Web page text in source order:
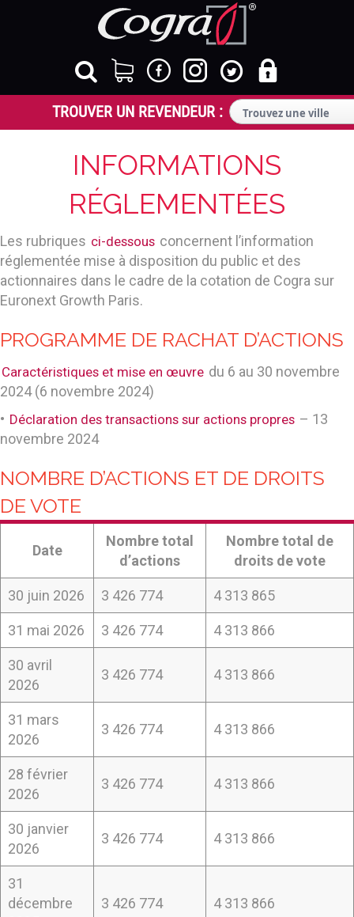
INFORMATIONS
RÉGLEMENTÉES
Les rubriques ci-dessous concernent l’information
réglementée mise à disposition du public et des
actionnaires dans le cadre de la cotation de Cogra sur
Euronext Growth Paris.
PROGRAMME DE RACHAT D’ACTIONS
Caractéristiques et mise en œuvre du 6 au 30 novembre
2024 (6 novembre 2024)
• Déclaration des transactions sur actions propres – 13
novembre 2024
NOMBRE D’ACTIONS ET DE DROITS
DE VOTE
Date
Nombre total
d’actions
Nombre total de
droits de vote
30 juin 2026 3 426 774 4 313 865
31 mai 2026 3 426 774 4 313 866
30 avril
2026
3 426 774 4 313 866
31 mars
2026
3 426 774 4 313 866
28 février
2026
3 426 774 4 313 866
30 janvier
2026
3 426 774 4 313 866
31
décembre
3 426 774 4 313 866